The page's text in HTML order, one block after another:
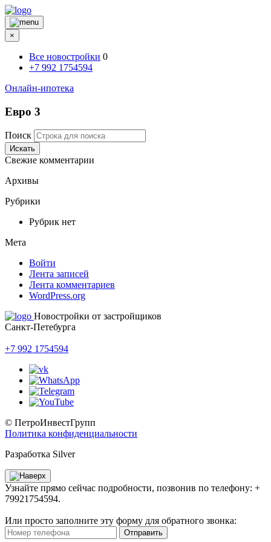
×
Все новостройки 0
+7 992 1754594
Онлайн-ипотека
Евро 3
Поиск
Искать
Свежие комментарии
Архивы
Рубрики
Рубрик нет
Мета
Войти
Лента записей
Лента комментариев
WordPress.org
Новостройки от застройщиков
Санкт-Петебурга
+7 992 1754594
© ПетроИнвестГрупп
Политика конфиденциальности
Разработка Silver
Узнайте прямо сейчас подробности, позвонив по телефону: +
79921754594.
Или просто заполните эту форму для обратного звонка:
Отправить